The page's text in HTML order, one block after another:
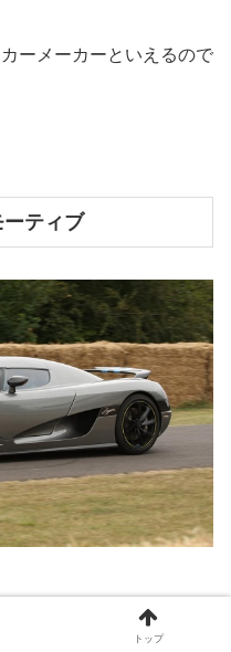
ーメーカーといえるので
ティブ
トップ